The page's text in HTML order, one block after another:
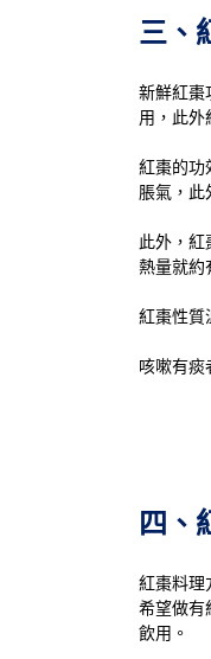
三、
新鮮紅棗
用，此外
紅棗的功
脹氣，此
此外，
熱量就約
紅棗性質
咳嗽有痰
四、
紅棗料理
希望做有
飲用。